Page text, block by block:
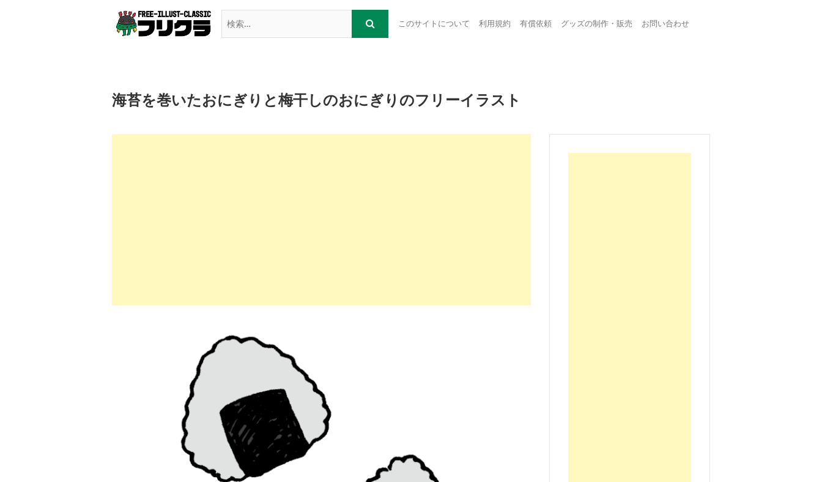
このサイトについて 利用規約 有償依頼 グッズの制作・販売 お問い合わせ
海苔を巻いたおにぎりと梅干しのおにぎりのフリーイラスト